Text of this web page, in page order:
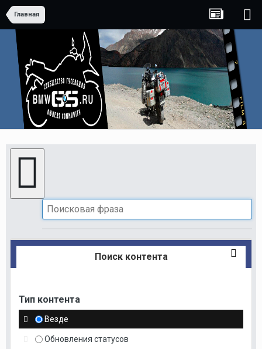
Главная
Поиск контента
Тип контента
Везде
Обновления статусов